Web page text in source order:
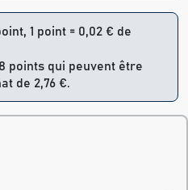
1 point = 0,02 € de
points qui peuvent être
de 2,76 €.